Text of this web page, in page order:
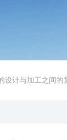
计与加工之间的